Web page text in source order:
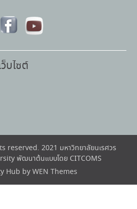
บไซต์
2021 มหาวิทยาลัยนเรศวร
พัฒนาต้นแบบโดย CITCOMS
Hub by WEN Themes